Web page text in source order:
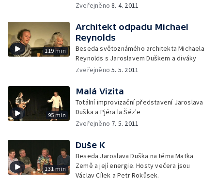
Zveřejněno8. 4. 2011
119 min
Architekt odpadu Michael
Reynolds
Beseda světoznámého architekta Michaela
Reynolds s Jaroslavem Duškem a diváky
Zveřejněno5. 5. 2011
95 min
Malá Vizita
Totální improvizační představení Jaroslava
Duška a Pjéra la Šéz'e
Zveřejněno 7. 5. 2011
131 min
Duše K
Beseda Jaroslava Duška na téma Matka
Země a její energie. Hosty večera jsou
Václav Cílek a Petr Rokůsek.